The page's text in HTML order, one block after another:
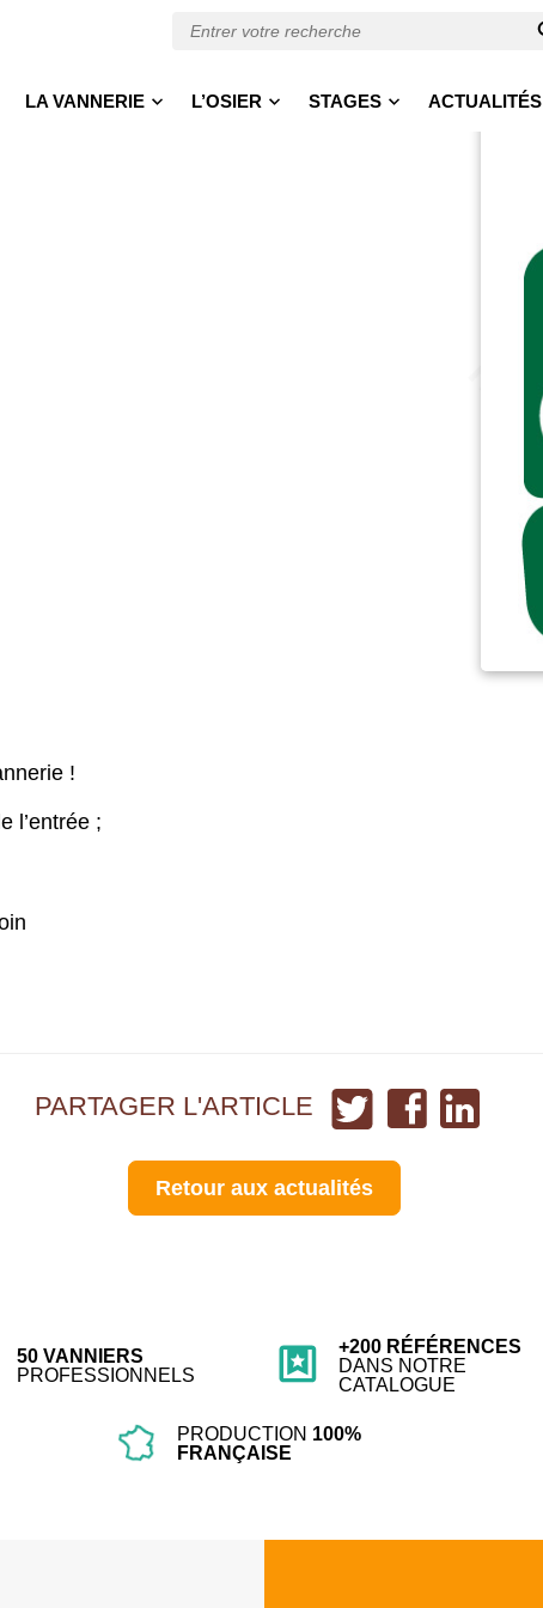
LA VANNERIE L’OSIER STAGES ACTUALITÉS
!
l’entrée ;
PARTAGER L'ARTICLE
Partager
sur
Twitter
Partager
sur
Partager
sur
Retour aux actualités
50 VANNIERS
PROFESSIONNELS
+200 RÉFÉRENCES
DANS NOTRE
CATALOGUE
PRODUCTION 100%
FRANÇAISE